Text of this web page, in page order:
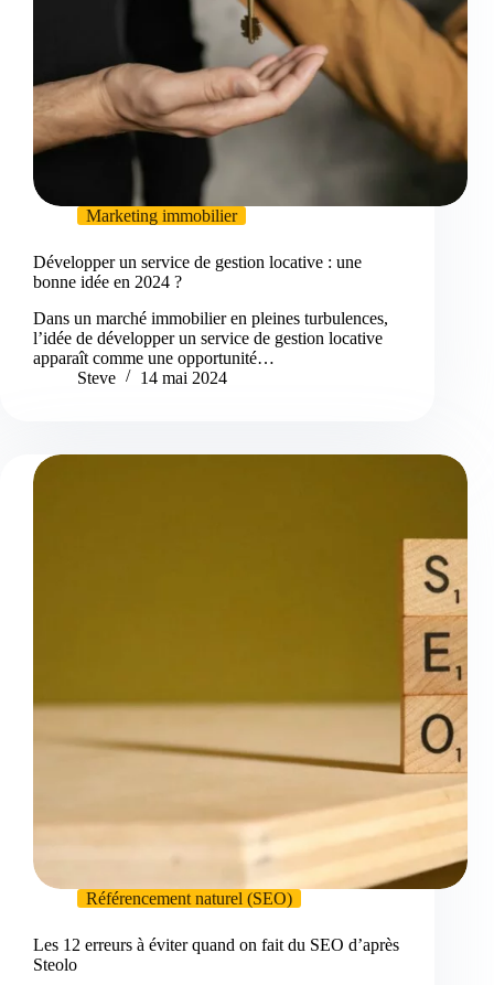
Marketing immobilier
Développer un service de gestion locative : une
bonne idée en 2024 ?
Dans un marché immobilier en pleines turbulences,
l’idée de développer un service de gestion locative
apparaît comme une opportunité…
Steve
14 mai 2024
Référencement naturel (SEO)
Les 12 erreurs à éviter quand on fait du SEO d’après
Steolo